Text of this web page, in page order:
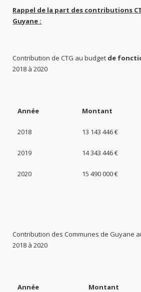
Rappel de la part des contributions
Guyane :
Contribution de CTG au budget de
2018 à 2020
Année Montant
2018 13 143 446 €
2019 14 343 446 €
2020 15 490 000 €
Contribution des Communes de Guyane
2018 à 2020
Année Montant